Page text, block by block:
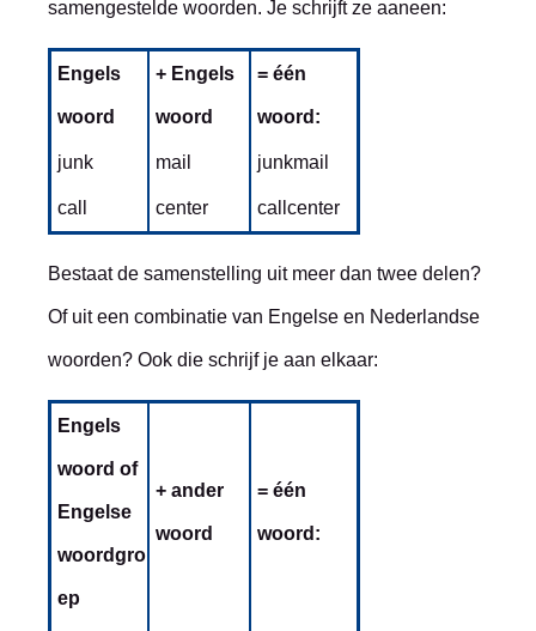
samengestelde woorden. Je schrijft ze aaneen:
Engels
woord
+ Engels
woord
= één
woord:
junk mail junkmail
call center callcenter
Bestaat de samenstelling uit meer dan twee delen?
Of uit een combinatie van Engelse en Nederlandse
woorden? Ook die schrijf je aan elkaar:
Engels
woord of
Engelse
woordgro
ep
+ ander
woord
= één
woord: